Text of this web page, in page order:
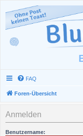
FAQ
Foren-Übersicht
Anmelden
Benutzername: